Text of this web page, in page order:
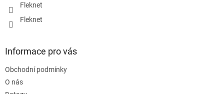
Fleknet
Fleknet
Informace pro vás
Obchodní podmínky
O nás